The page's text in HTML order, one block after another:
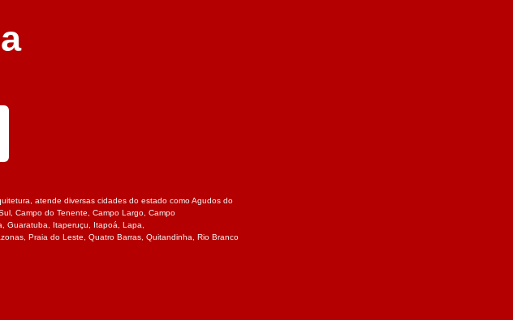
atende diversas cidades do estado comoAgudos do
,Campo do Tenente ,Campo Largo ,Campo
Guaratuba Itaperuçu Itapoá Lapa
, Praia do Leste Quatro Barras, Quitandinha
Rio Branco